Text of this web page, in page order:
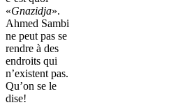
«Gnazidja».
Ahmed Sambi
ne peut pas se
rendre à des
endroits qui
n’existent pas.
Qu’on se le
dise!